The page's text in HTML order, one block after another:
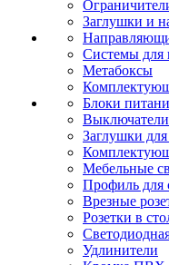
Заглушки и
Системы
Метабоксы
Блоки
Выключатели
Заглушки для
Мебельные
Профиль для
Врезные
Розетки в
Удлинители